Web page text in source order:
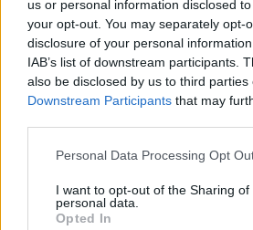
us or personal information disclosed
your opt-out. You may separately opt-
disclosure of your personal
IAB’s list of downstream participants.
also be disclosed by us to third parties
Downstream Participants that may
Personal Data Processing Opt
I want to opt-out of the Sharing of
personal data.
Opted In
KM I merginos U14
žengia be kluptelėjimų (2
pergalės).
„Tapus LIDL-MKL mėnesio
tikrai laiminga ir nustebinta.
visiems mane
moksleivių krepšinio lygai